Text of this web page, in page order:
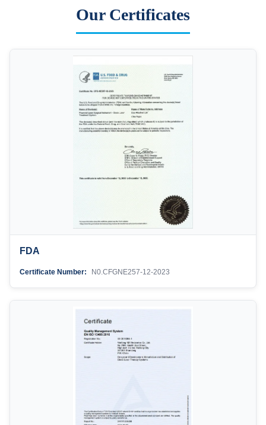
Our Certificates
FDA
Certificate Number: N0.CFGNE257-12-2023